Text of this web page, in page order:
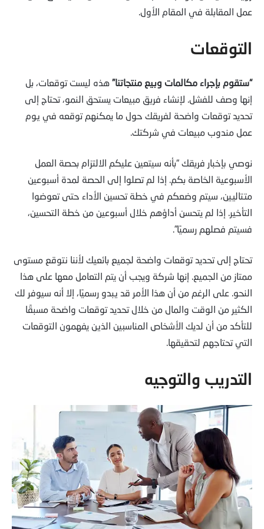
عمل المقابلة في المقام الأول.
التوقعات
“ستقوم بإجراء مكالمات وبيع منتجاتنا” هذه ليست توقعات، بل
إنها وصف للفشل. لإنشاء فريق مبيعات يستحق النمو، تحتاج إلى
تحديد توقعات واضحة لفريقك حول ما يمكنهم توقعه في يوم
عمل مندوب مبيعات في شركتك.
نوصي بإخبار فريقك “بأنه سيتعين عليكم الالتزام بحصة العمل
الأسبوعية الخاصة بكم. إذا لم تصلوا إلى الحصة لمدة أسبوعين
متتاليين، سيتم وضعكم في خطة تحسين الأداء حتى تعوضوا
التأخير. إذا لم يتحسن أداؤهم خلال أسبوعين من خطة التحسين،
فسيتم فصلهم رسميًا”.
تحتاج إلى تحديد توقعات واضحة لجميع بائعيك لأننا نتوقع مستوى
ممتاز من الجميع. إنها شركة ويجب أن يتم التعامل معها على هذا
النحو. على الرغم من أن هذا الأمر قد يبدو رسميًا، إلا أنه سيوفر لك
الكثير من الوقت والمال من خلال تحديد توقعات واضحة مسبقًا
للتأكد من أن لديك الأشخاص المناسبين الذين يفهمون التوقعات
التي تحتاجهم لتحقيقها.
التدريب والتوجيه